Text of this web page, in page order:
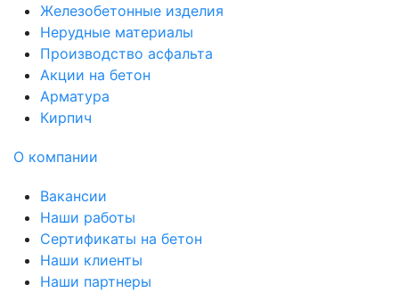
Железобетонные изделия
Нерудные материалы
Производство асфальта
Акции на бетон
Арматура
Кирпич
О компании
Вакансии
Наши работы
Сертификаты на бетон
Наши клиенты
Наши партнеры